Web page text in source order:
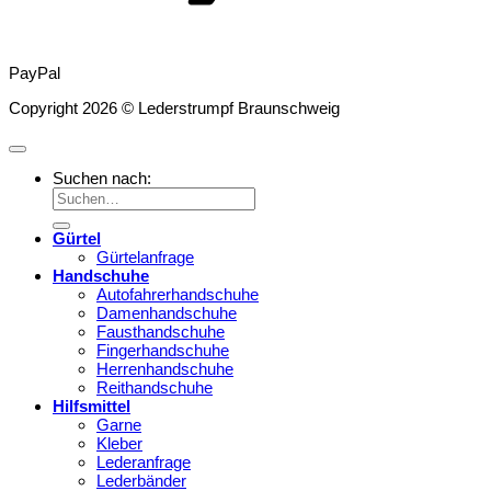
PayPal
Copyright 2026 © Lederstrumpf Braunschweig
Suchen nach:
Gürtel
Gürtelanfrage
Handschuhe
Autofahrerhandschuhe
Damenhandschuhe
Fausthandschuhe
Fingerhandschuhe
Herrenhandschuhe
Reithandschuhe
Hilfsmittel
Garne
Kleber
Lederanfrage
Lederbänder